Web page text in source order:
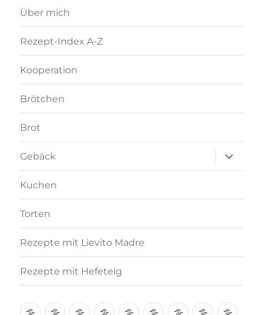
Über mich
Rezept-Index A-Z
Kooperation
Brötchen
Brot
Gebäck
anzeigen
Kuchen
Torten
Rezepte mit Lievito Madre
Rezepte mit Hefeteig
Über Rezept-Kooperation
Brötchen
Brot GebäckKuchenTorten